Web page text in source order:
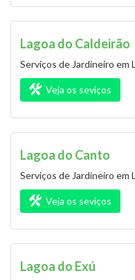
Lagoa do Caldeirão
Serviços de Jardineiro em
Veja os seviços
Lagoa do Canto
Serviços de Jardineiro em
Veja os seviços
Lagoa do Exú